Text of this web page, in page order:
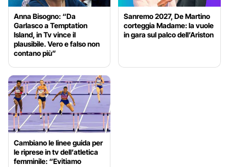
Anna Bisogno: “Da
Garlasco a Temptation
Island, in Tv vince il
plausibile. Vero e falso non
contano più”
Sanremo 2027, De Martino
corteggia Madame: la vuole
in gara sul palco dell’Ariston
Cambiano le linee guida per
le riprese in tv dell’atletica
femminile: “Evitiamo